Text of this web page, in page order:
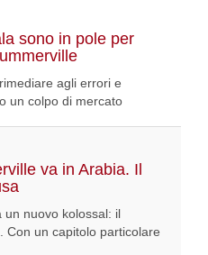
sono in pole per
agli errori e
un colpo di mercato
va in Arabia. Il
un nuovo kolossal: il
Con un capitolo particolare